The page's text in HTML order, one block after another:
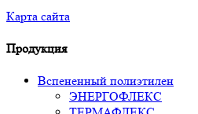
Карта сайта
Продукция
Вспененный полиэтилен
ЭНЕРГОФЛЕКС